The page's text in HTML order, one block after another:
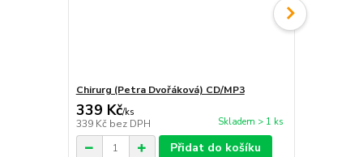
Chirurg (Petra Dvořáková) CD/MP3
339 Kč/ks
339 Kč bez DPH Skladem > 1 ks
Přidat do košíku